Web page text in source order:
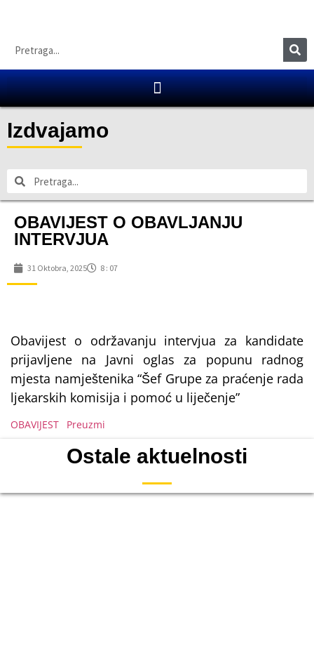
Izdvajamo
OBAVIJEST O OBAVLJANJU
INTERVJUA
31 Oktobra, 2025 8 : 07
Obavijest o održavanju intervjua za kandidate
prijavljene na Javni oglas za popunu radnog
mjesta namještenika “Šef Grupe za praćenje rada
ljekarskih komisija i pomoć u liječenje”
OBAVIJEST Preuzmi
Ostale aktuelnosti